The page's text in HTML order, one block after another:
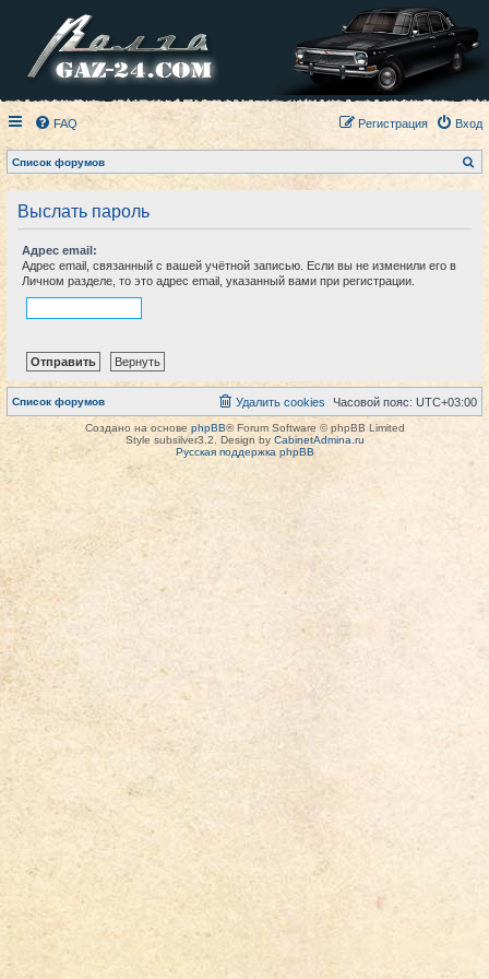
FAQ Вход
Регистрация
Список форумов
о
Выслать пароль
Адрес email:
Адрес email, связанный с вашей учётной записью. Если вы не изменили его в
Личном разделе, то это адрес email, указанный вами при регистрации.
Список форумов Часовой пояс: UTC+03:00
Удалить cookies
Создано на основе phpBB® Forum Software © phpBB Limited
Style subsilver3.2. Design by CabinetAdmina.ru
Русская поддержка phpBB